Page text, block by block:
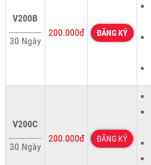
V200B
30 Ngày
200.000đ ĐĂNG KÝ
V200C
30 Ngày
200.000đ ĐĂNG KÝ